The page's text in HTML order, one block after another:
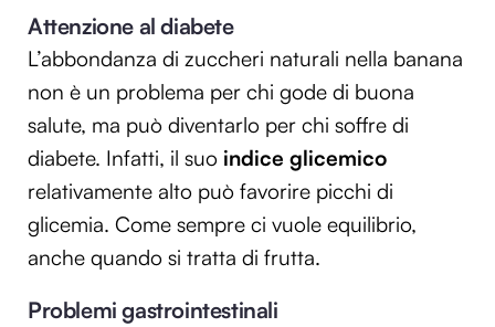
Attenzione al diabete
L’abbondanza di zuccheri naturali nella banana
non è un problema per chi gode di buona
salute, ma può diventarlo per chi soffre di
diabete. Infatti, il suo indice glicemico
relativamente alto può favorire picchi di
glicemia. Come sempre ci vuole equilibrio,
anche quando si tratta di frutta.
Problemi gastrointestinali